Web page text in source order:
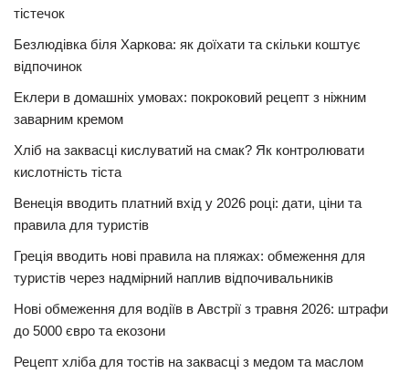
тістечок
Безлюдівка біля Харкова: як доїхати та скільки коштує
відпочинок
Еклери в домашніх умовах: покроковий рецепт з ніжним
заварним кремом
Хліб на заквасці кислуватий на смак? Як контролювати
кислотність тіста
Венеція вводить платний вхід у 2026 році: дати, ціни та
правила для туристів
Греція вводить нові правила на пляжах: обмеження для
туристів через надмірний наплив відпочивальників
Нові обмеження для водіїв в Австрії з травня 2026: штрафи
до 5000 євро та екозони
Рецепт хліба для тостів на заквасці з медом та маслом